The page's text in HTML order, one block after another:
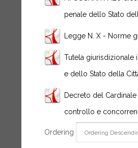
penale dello Stato
Legge N. X - Norme
Tutela giurisdizionale
e dello Stato della
Decreto del
controllo e
Ordering